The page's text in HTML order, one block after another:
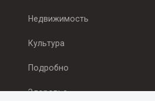
Недвижимость
Культура
Подробно
Здоровье